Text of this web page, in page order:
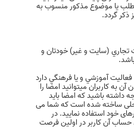
یا موضوع مذکور منسوب به
گردد.
تجاري (سايت و غير) خودتان و
آموزشي و يا فرهنگي دارد
به كاربران ميتوانيد امضا را
داشته باشيد كه امضا بايد
ساخته شده است که شما می
خود استفاده نمایید. در
آن کاربر در اولین فرصت